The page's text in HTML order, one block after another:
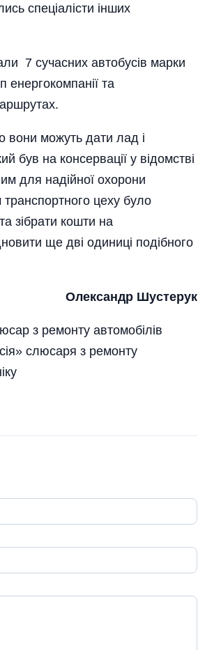
спеціалісти інших
7 сучасних автобусів марки
та
вони можуть дати лад і
був на консервації у відомстві
для надійної охорони
цеху було
зібрати кошти на
ще дві одиниці подібного
Олександр Шустерук
з ремонту автомобілів
слюсаря з ремонту